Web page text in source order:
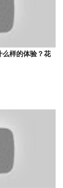
么样的体验？花